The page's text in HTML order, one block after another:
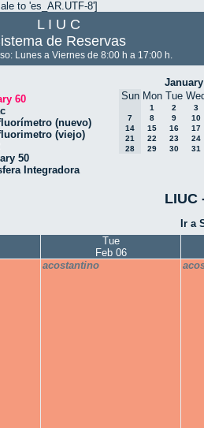
to 'es_AR.UTF-8']
L I U C
de Reservas
Lunes a Viernes de 8:00 h a 17:00 h.
60
(nuevo)
(viejo)
50
Integradora
Sun Mon Tue
1 2
3
7
8 9
10
14
15 16
17
21
22 23
24
28
29 30 31
LIUC
Ir a
Tue
Feb 06
acostantino